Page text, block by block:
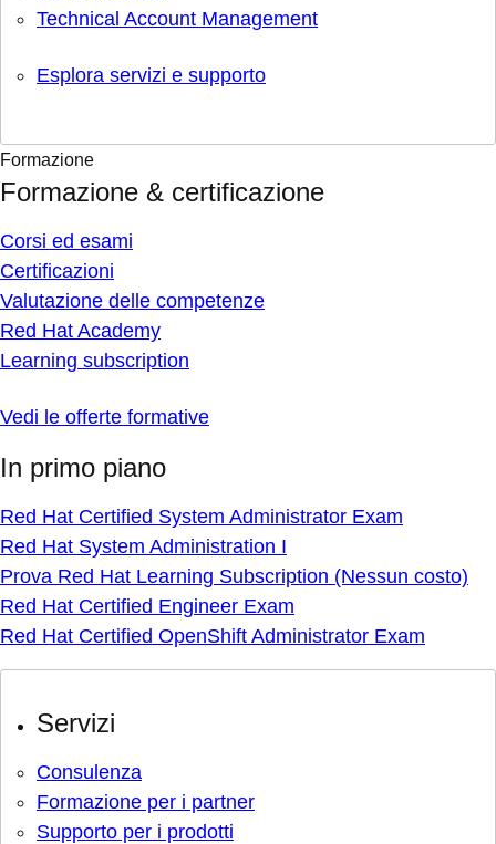
Technical Account Management
Esplora servizi e supporto
Formazione
Formazione & certificazione
Corsi ed esami
Certificazioni
Valutazione delle competenze
Red Hat Academy
Learning subscription
Vedi le offerte formative
In primo piano
Red Hat Certified System Administrator Exam
Red Hat System Administration I
Prova Red Hat Learning Subscription (Nessun costo)
Red Hat Certified Engineer Exam
Red Hat Certified OpenShift Administrator Exam
Servizi
Consulenza
Formazione per i partner
Supporto per i prodotti